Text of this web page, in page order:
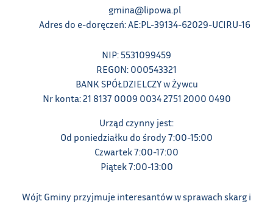
gmina@lipowa.pl
Adres do e-doręczeń: AE:PL-39134-62029-UCIRU-16
NIP: 5531099459
REGON: 000543321
BANK SPÓŁDZIELCZY w Żywcu
Nr konta: 21 8137 0009 0034 2751 2000 0490
Urząd czynny jest:
Od poniedziałku do środy 7:00-15:00
Czwartek 7:00-17:00
Piątek 7:00-13:00
Wójt Gminy przyjmuje interesantów w sprawach skarg i